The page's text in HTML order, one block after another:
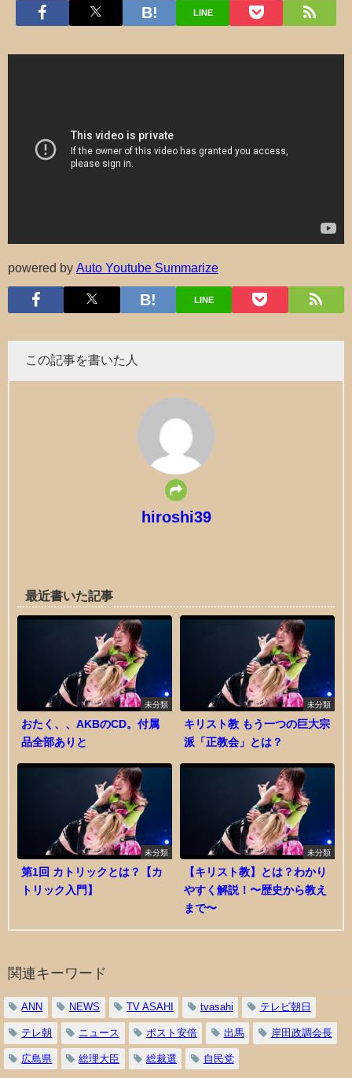
LINE
powered by Auto Youtube Summarize
LINE
この記事を書いた人
hiroshi39
最近書いた記事
未分類
おたく、、AKBのCD。付属
品全部ありと
未分類
キリスト教 もう一つの巨大宗
派「正教会」とは？
未分類
第1回 カトリックとは？【カ
トリック入門】
未分類
【キリスト教】とは？わかり
やすく解説！〜歴史から教え
まで〜
関連キーワード
ANN NEWS TV ASAHI tvasahi テレビ朝日
テレ朝 ニュース ポスト安倍 出馬 岸田政調会長
広島県 総理大臣 総裁選 自民党